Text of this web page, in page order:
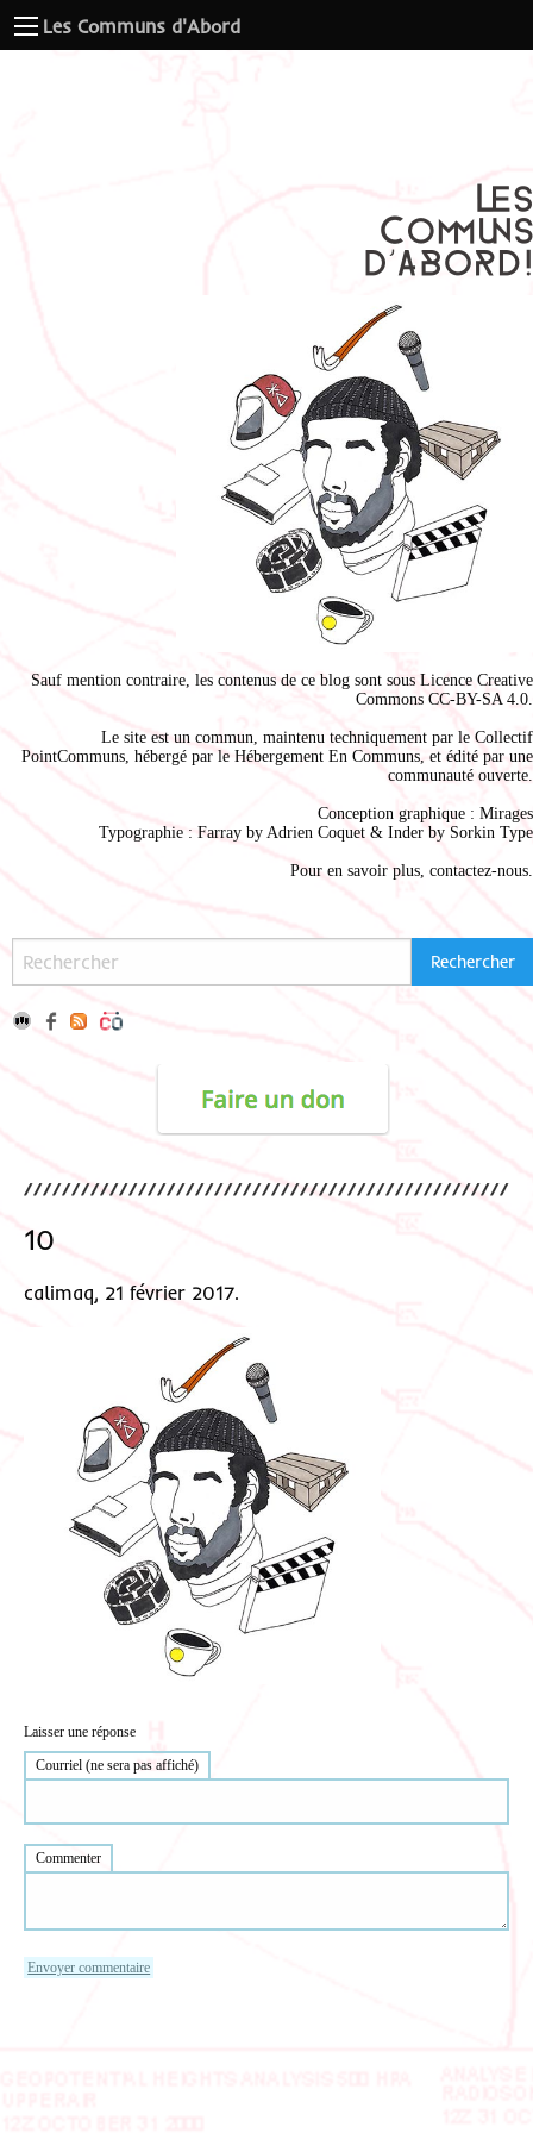
Les Communs d'Abord
Sauf mention contraire, les contenus de ce blog sont sous Licence Creative
Commons CC-BY-SA 4.0
Le site est un commun, maintenu techniquement par le Collectif
PointCommuns , hébergé par le Hébergement En Communs , et édité par une
communauté ouverte.
Conception graphique : Mirages
Typographie : Farray by Adrien Coquet & Inder by Sorkin Type
Pour en savoir plus, contactez-nous
10
calimaq, 21 février 2017.
Laisser une réponse
Courriel (ne sera pas affiché)
Commenter